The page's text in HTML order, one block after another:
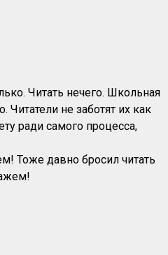
Читать нечего. Школьная
Читатели не заботят их как
ради самого процесса,
Тоже давно бросил читать